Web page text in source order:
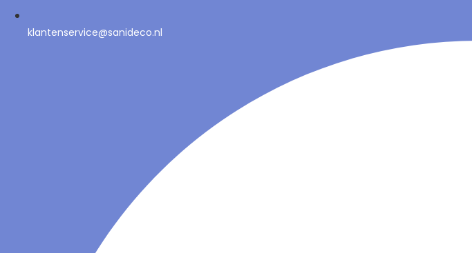
klantenservice@sanideco.nl